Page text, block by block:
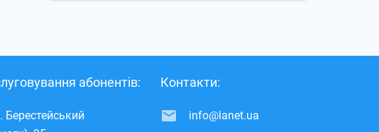
абонентів:
Берестейський
Контакти:
info@lanet.ua